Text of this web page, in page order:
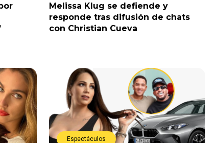
Melissa Klug se defiende y
responde tras difusión de chats
con Christian Cueva
Espectáculos